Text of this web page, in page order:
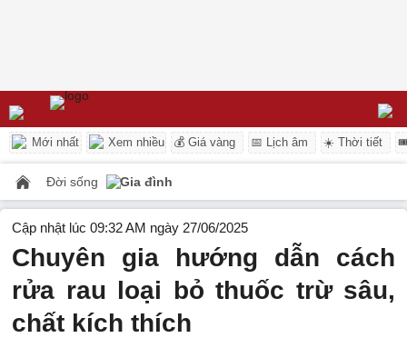
Mới nhất Xem nhiều 💰 Giá vàng 📅 Lịch âm ☀️ Thời tiết
Đời sống Gia đình
Cập nhật lúc 09:32 AM ngày 27/06/2025
Chuyên gia hướng dẫn cách
rửa rau loại bỏ thuốc trừ sâu,
chất kích thích